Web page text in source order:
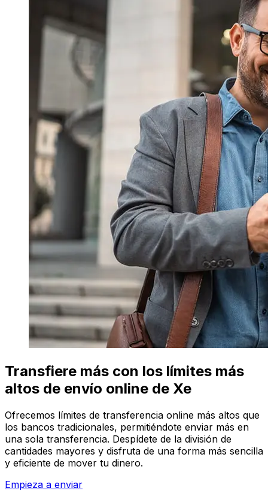
Transfiere más con los límites más
altos de envío online de Xe
Ofrecemos límites de transferencia online más altos que
los bancos tradicionales, permitiéndote enviar más en
una sola transferencia. Despídete de la división de
cantidades mayores y disfruta de una forma más sencilla
y eficiente de mover tu dinero.
Empieza a enviar